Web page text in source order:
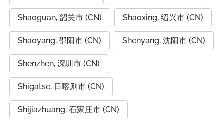
Shaoguan, 韶关市 (CN) Shaoxing, 绍兴市 (CN)
Shaoyang, 邵阳市 (CN) Shenyang, 沈阳市 (CN)
Shenzhen, 深圳市 (CN)
Shigatse, 日喀则市 (CN)
Shijiazhuang, 石家庄市 (CN)